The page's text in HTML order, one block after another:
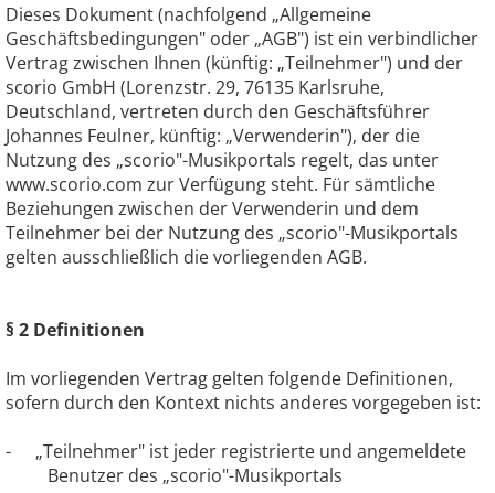
Dieses Dokument (nachfolgend „Allgemeine
Geschäftsbedingungen" oder „AGB") ist ein verbindlicher
Vertrag zwischen Ihnen (künftig: „Teilnehmer") und der
scorio GmbH (Lorenzstr. 29, 76135 Karlsruhe,
Deutschland, vertreten durch den Geschäftsführer
Johannes Feulner, künftig: „Verwenderin"), der die
Nutzung des „scorio"-Musikportals regelt, das unter
www.scorio.com zur Verfügung steht. Für sämtliche
Beziehungen zwischen der Verwenderin und dem
Teilnehmer bei der Nutzung des „scorio"-Musikportals
gelten ausschließlich die vorliegenden AGB.
§ 2 Definitionen
Im vorliegenden Vertrag gelten folgende Definitionen,
sofern durch den Kontext nichts anderes vorgegeben ist:
-
„Teilnehmer" ist jeder registrierte und angemeldete
Benutzer des „scorio"-Musikportals